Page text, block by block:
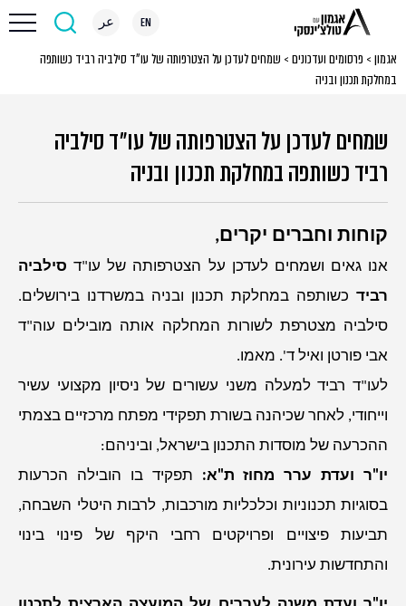
EN عر
אגמון > פרסומים ועדכונים > שמחים לעדכן על הצטרפותה של עו״ד סילביה רביד כשותפה
במחלקת תכנון ובניה
שמחים לעדכן על הצטרפותה של עו״ד סילביה
רביד כשותפה במחלקת תכנון ובניה
קוחות וחברים יקרים,
אנו גאים ושמחים לעדכן על הצטרפותה של עו"ד סילביה
רביד כשותפה במחלקת תכנון ובניה במשרדנו בירושלים.
סילביה מצטרפת לשורות המחלקה אותה מובילים עוה"ד
אבי פורטן ואיל ד'. מאמו.
לעו"ד רביד למעלה משני עשורים של ניסיון מקצועי עשיר
וייחודי, לאחר שכיהנה בשורת תפקידי מפתח מרכזיים בצמתי
ההכרעה של מוסדות התכנון בישראל, וביניהם:
יו"ר ועדת ערר מחוז ת"א: תפקיד בו הובילה הכרעות
בסוגיות תכנוניות וכלכליות מורכבות, לרבות היטלי השבחה,
תביעות פיצויים ופרויקטים רחבי היקף של פינוי בינוי
והתחדשות עירונית.